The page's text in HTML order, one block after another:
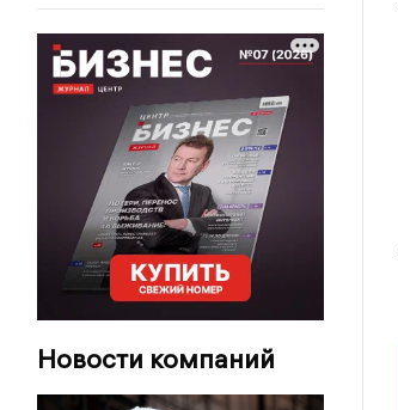
Новости компаний